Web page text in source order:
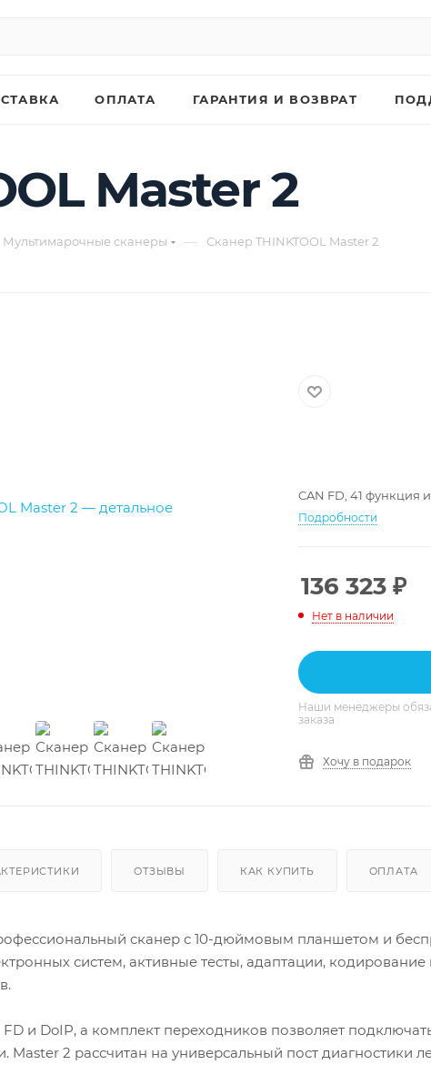
ОПЛАТА ГАРАНТИЯ И ВОЗВРАТ
Master 2
Мультимарочные сканеры — Сканер THINKTOOL Master 2
CAN FD, 41 функция
Подробности
136 323 ₽
Нет в наличии
Наши менеджеры
заказа
Хочу в подарок
ОТЗЫВЫ КАК КУПИТЬ ОПЛАТА
сканер с 10-дюймовым планшетом и
систем, активные тесты, адаптации,
и DoIP, а комплект переходников позволяет
2 рассчитан на универсальный пост диагностики